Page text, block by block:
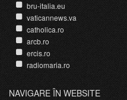
bru-italia.eu
vaticannews.va
catholica.ro
arcb.ro
ercis.ro
radiomaria.ro
NAVIGARE ÎN WEBSITE